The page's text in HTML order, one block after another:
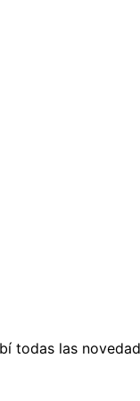
todas las